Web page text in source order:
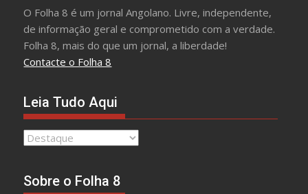
O Folha 8 é um jornal Angolano. Livre, independente,
de informação geral e comprometido com a verdade.
Folha 8, mais do que um jornal, a liberdade!
Contacte o Folha 8
Leia Tudo Aqui
Leia
Sobre o Folha 8